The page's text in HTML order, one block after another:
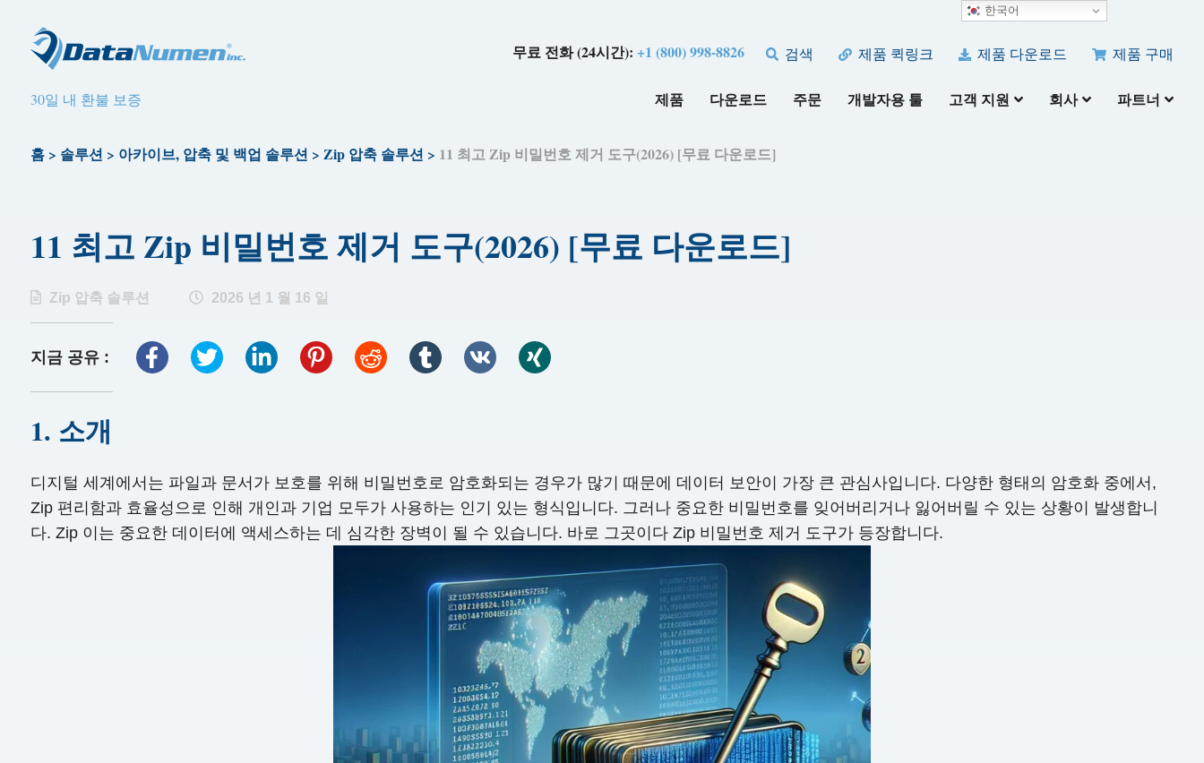
무료 전화 (24시간):+1 (800) 998-8826 검색 제품 퀵링크 제품 다운로드 제품 구매
30일 내 환불 보증 제품 다운로드 주문 개발자용 툴 고객 지원 회사 파트너
홈> 솔루션 > 아카이브, 압축 및 백업 솔루션 > Zip 압축 솔루션 > 11 최고 Zip 비밀번호 제거 도구(2026) [무료 다운로드]
11 최고 Zip 비밀번호 제거 도구(2026) [무료 다운로드]
Zip 압축 솔루션 2026 년 1 월 16 일
지금 공유 :
1. 소개
디지털 세계에서는 파일과 문서가 보호를 위해 비밀번호로 암호화되는 경우가 많기 때문에 데이터 보안이 가장 큰 관심사입니다. 다양한 형태의 암호화 중에서,
Zip 편리함과 효율성으로 인해 개인과 기업 모두가 사용하는 인기 있는 형식입니다. 그러나 중요한 비밀번호를 잊어버리거나 잃어버릴 수 있는 상황이 발생합니
다. Zip 이는 중요한 데이터에 액세스하는 데 심각한 장벽이 될 수 있습니다. 바로 그곳이다 Zip 비밀번호 제거 도구가 등장합니다.
한국어